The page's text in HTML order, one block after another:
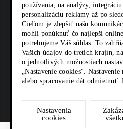
KONTAKTY
SOCIÁLNE SIETE
používania, na analýzy,
personalizáciu reklamy až po
Cieľom je zlepšiť našu
mohli ponúknuť čo najlepší
potrebujeme Váš súhlas. To
Vašich údajov do tretích krajín,
o jednotlivých možnostiach
„Nastavenie cookies“.
alebo spracovanie dát odmietnuť.
Nastavenia
cookies